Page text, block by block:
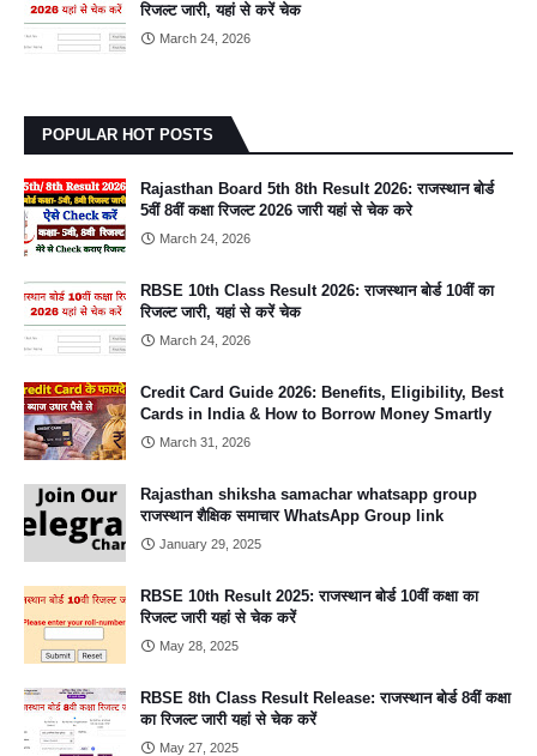
रिजल्ट जारी, यहां से करें चेक
March 24, 2026
POPULAR HOT POSTS
Rajasthan Board 5th 8th Result 2026: राजस्थान बोर्ड
5वीं 8वीं कक्षा रिजल्ट 2026 जारी यहां से चेक करे
March 24, 2026
RBSE 10th Class Result 2026: राजस्थान बोर्ड 10वीं का
रिजल्ट जारी, यहां से करें चेक
March 24, 2026
Credit Card Guide 2026: Benefits, Eligibility, Best
Cards in India & How to Borrow Money Smartly
March 31, 2026
Rajasthan shiksha samachar whatsapp group
राजस्थान शैक्षिक समाचार WhatsApp Group link
January 29, 2025
RBSE 10th Result 2025: राजस्थान बोर्ड 10वीं कक्षा का
रिजल्ट जारी यहां से चेक करें
May 28, 2025
RBSE 8th Class Result Release: राजस्थान बोर्ड 8वीं कक्षा
का रिजल्ट जारी यहां से चेक करें
May 27, 2025